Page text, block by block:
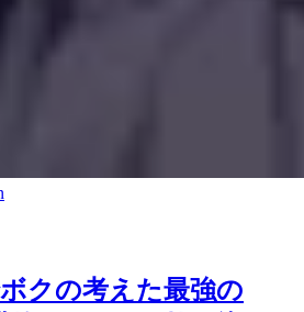
クの考えた最強の